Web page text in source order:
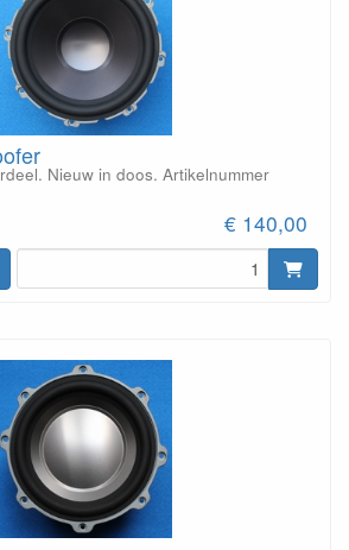
Nieuw in doos. Artikelnummer
€ 140,00